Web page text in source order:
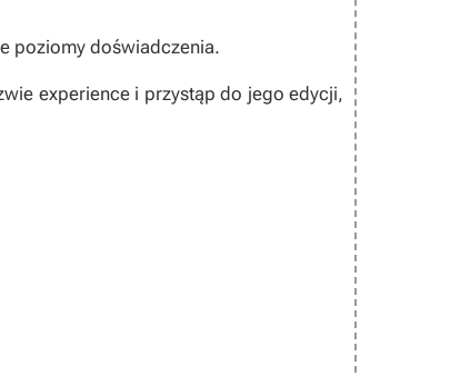
poziomy doświadczenia.
experiencei przystąp do jego edycji,